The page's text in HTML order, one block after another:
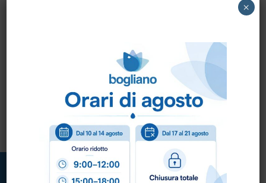
FRESH AIR COPYR
DEODORANTE X
×